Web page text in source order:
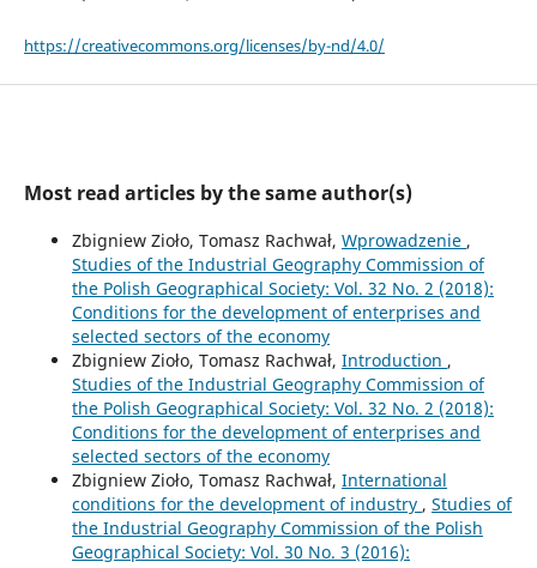
https://creativecommons.org/licenses/by-nd/4.0/
Most read articles by the same author(s)
Zbigniew Zioło, Tomasz Rachwał, Wprowadzenie ,
Studies of the Industrial Geography Commission of
the Polish Geographical Society: Vol. 32 No. 2 (2018):
Conditions for the development of enterprises and
selected sectors of the economy
Zbigniew Zioło, Tomasz Rachwał, Introduction ,
Studies of the Industrial Geography Commission of
the Polish Geographical Society: Vol. 32 No. 2 (2018):
Conditions for the development of enterprises and
selected sectors of the economy
Zbigniew Zioło, Tomasz Rachwał, International
conditions for the development of industry , Studies of
the Industrial Geography Commission of the Polish
Geographical Society: Vol. 30 No. 3 (2016):